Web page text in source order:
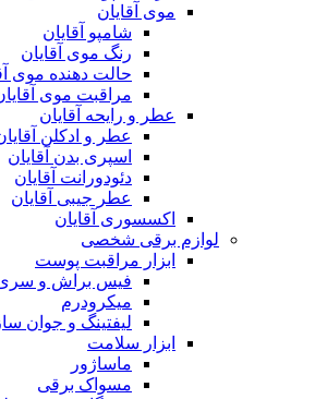
موی آقایان
شامپو آقایان
رنگ موی آقایان
حالت دهنده موی
مراقبت موی
عطر و رایحه آقایان
عطر و ادکلن
اسپری بدن آقایان
دئودورانت آقایان
عطر جیبی آقایان
اکسسوری آقایان
لوازم برقی شخصی
ابزار مراقبت پوست
فیس براش و
میکرودرم
لیفتینگ و جوان
ابزار سلامت
ماساژور
مسواک برقی